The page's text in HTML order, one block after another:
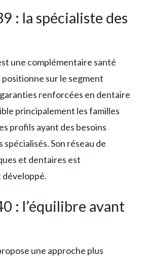
: la spécialiste des
une complémentaire santé
sur le segment
renforcées en dentaire
principalement les familles
profils ayant des besoins
spécialisés. Son réseau de
et dentaires est
: l’équilibre avant
une approche plus